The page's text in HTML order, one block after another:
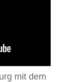
mit dem